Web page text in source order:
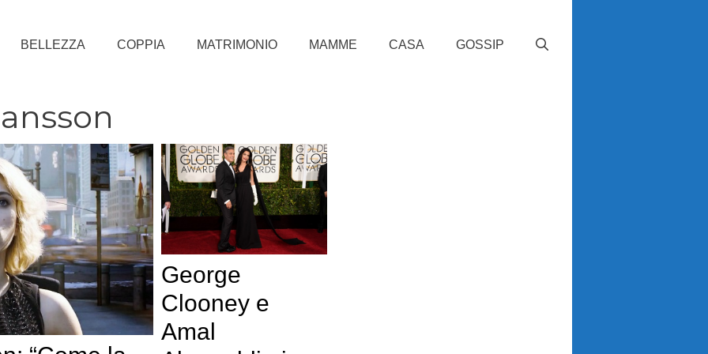
BELLEZZA COPPIA MATRIMONIO MAMME CASA GOSSIP
George
Clooney e
Amal